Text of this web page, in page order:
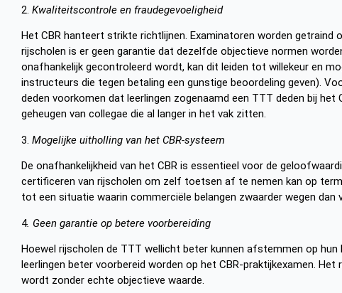
2. Kwaliteitscontrole en fraudegevoeligheid
Het CBR hanteert strikte richtlijnen. Examinatoren worden
rijscholen is er geen garantie dat dezelfde objectieve normen
onafhankelijk gecontroleerd wordt, kan dit leiden tot willekeur en
instructeurs die tegen betaling een gunstige beoordeling geven).
deden voorkomen dat leerlingen zogenaamd een TTT deden bij het
geheugen van collegae die al langer in het vak zitten.
3. Mogelijke uitholling van het CBR-systeem
De onafhankelijkheid van het CBR is essentieel voor de
certificeren van rijscholen om zelf toetsen af te nemen kan op
tot een situatie waarin commerciële belangen zwaarder wegen dan
4. Geen garantie op betere voorbereiding
Hoewel rijscholen de TTT wellicht beter kunnen afstemmen op
leerlingen beter voorbereid worden op het CBR-praktijkexamen.
wordt zonder echte objectieve waarde.